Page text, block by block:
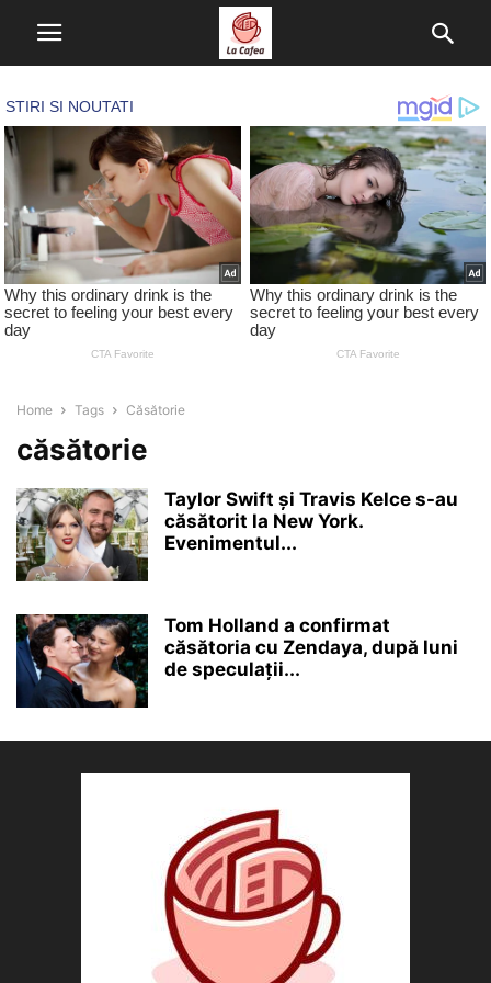
Home Tags Căsătorie
căsătorie
Taylor Swift și Travis Kelce s-au
căsătorit la New York.
Evenimentul...
Tom Holland a confirmat
căsătoria cu Zendaya, după luni
de speculații...